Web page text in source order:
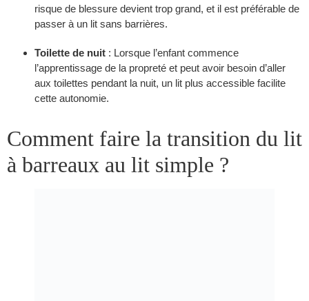
risque de blessure devient trop grand, et il est préférable de
passer à un lit sans barrières.
Toilette de nuit : Lorsque l’enfant commence
l’apprentissage de la propreté et peut avoir besoin d’aller
aux toilettes pendant la nuit, un lit plus accessible facilite
cette autonomie.
Comment faire la transition du lit
à barreaux au lit simple ?